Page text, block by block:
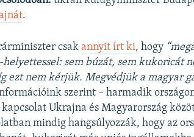
.
csakannyit írt ki, hogy
sem búzát, sem kukoricát
ezt nem kérjük. Megvédjük a magyar
szerint – harmadik
kapcsolat Ukrajna és Magyarország
mindig hangsúlyozzák, hogy az